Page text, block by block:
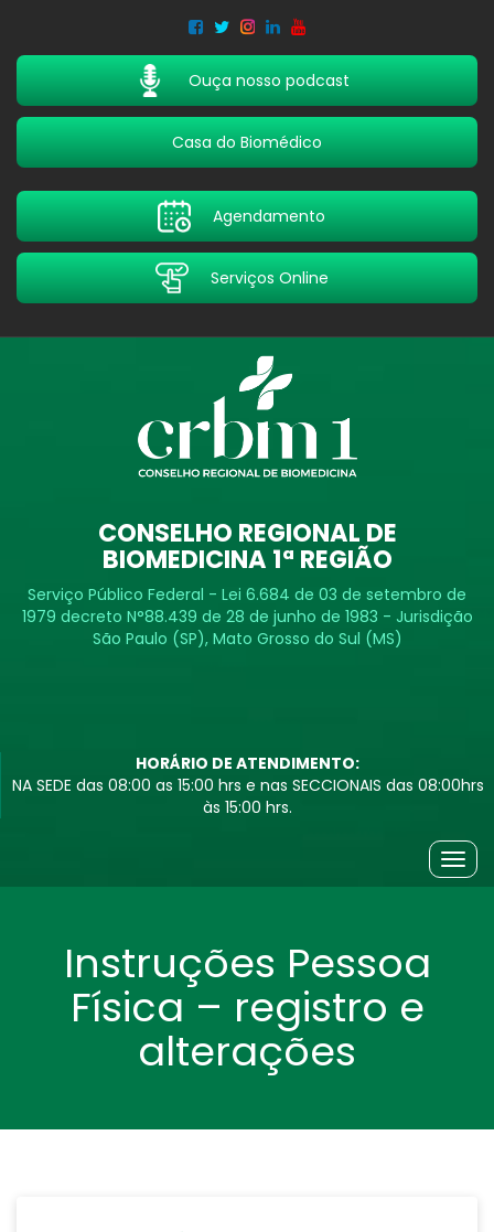
conteúdo
navegação
Ouça nosso podcast
Casa do Biomédico
Agendamento
Serviços Online
CONSELHO REGIONAL DE
BIOMEDICINA 1ª REGIÃO
Serviço Público Federal - Lei 6.684 de 03 de setembro de
1979 decreto N°88.439 de 28 de junho de 1983 - Jurisdição
São Paulo (SP), Mato Grosso do Sul (MS)
HORÁRIO DE ATENDIMENTO:
NA SEDE das 08:00 as 15:00 hrs e nas SECCIONAIS das 08:00hrs
às 15:00 hrs.
Instruções Pessoa
Física – registro e
alterações